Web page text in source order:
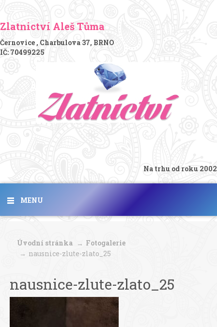
Zlatnictví Aleš Tůma
Černovice , Charbulova 37, BRNO
IČ: 70499225
Na trhu od roku 2002
MENU
Úvodní stránka
Fotogalerie
nausnice-zlute-zlato_25
nausnice-zlute-zlato_25